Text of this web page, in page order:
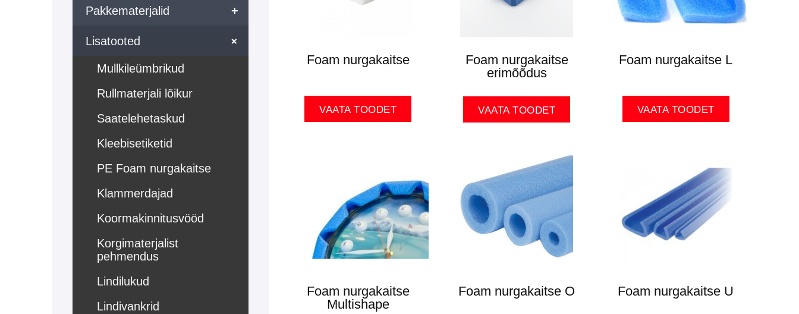
Foam nurgakaitse
VAATA TOODET
Foam nurgakaitse
erimõõdus
VAATA TOODET
Foam nurgakaitse L
VAATA TOODET
Foam nurgakaitse
Multishape
Foam nurgakaitse O Foam nurgakaitse U
+
Pakkematerjalid
+
Lisatooted
Mullkileümbrikud
Rullmaterjali lõikur
Saatelehetaskud
Kleebisetiketid
PE Foam nurgakaitse
Klammerdajad
Koormakinnitusvööd
Korgimaterjalist
pehmendus
Lindilukud
Lindivankrid